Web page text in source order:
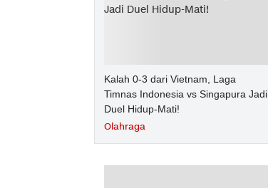
Kalah 0-3 dari Vietnam, Laga
Timnas Indonesia vs Singapura Jadi
Duel Hidup-Mati!
Olahraga